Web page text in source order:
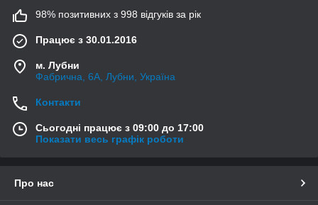
98% позитивних з 998 відгуків за рік
Працює з 30.01.2016
м. Лубни
Фабрична, 6А, Лубни, Україна
Контакти
Сьогодні працює з 09:00 до 17:00
Показати весь графік роботи
Про нас